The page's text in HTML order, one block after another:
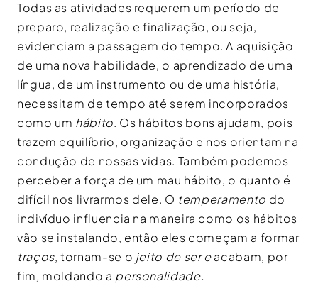
Todas as atividades requerem um período de
preparo, realização e finalização, ou seja,
evidenciam a passagem do tempo. A aquisição
de uma nova habilidade, o aprendizado de uma
língua, de um instrumento ou de uma história,
necessitam de tempo até serem incorporados
como um hábito. Os hábitos bons ajudam, pois
trazem equilíbrio, organização e nos orientam na
condução de nossas vidas. Também podemos
perceber a força de um mau hábito, o quanto é
difícil nos livrarmos dele. O temperamento do
indivíduo influencia na maneira como os hábitos
vão se instalando, então eles começam a formar
traços, tornam-se o jeito de ser eacabam, por
fim, moldando a personalidade.